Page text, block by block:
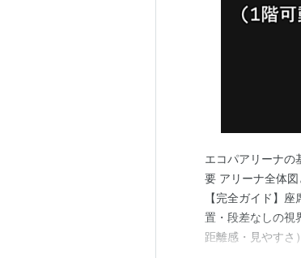
エコパアリーナの
要 アリーナ全体
【完全ガイド】
置・段差なしの視
距離感・見やすさ